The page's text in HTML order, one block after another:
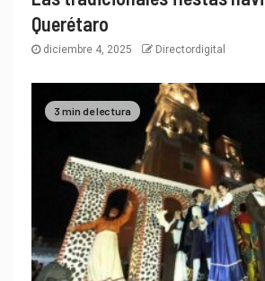
Querétaro
diciembre 4, 2025 Directordigital
3 min de lectura